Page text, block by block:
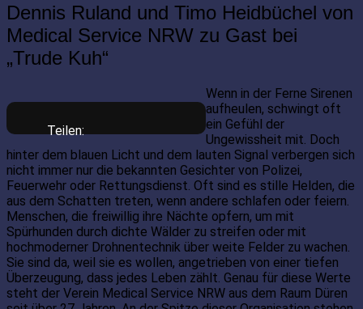
Dennis Ruland und Timo Heidbüchel von
Medical Service NRW zu Gast bei
„Trude Kuh“
Teilen:
Wenn in der Ferne Sirenen
aufheulen, schwingt oft
ein Gefühl der
Ungewissheit mit. Doch
hinter dem blauen Licht und dem lauten Signal verbergen sich
nicht immer nur die bekannten Gesichter von Polizei,
Feuerwehr oder Rettungsdienst. Oft sind es stille Helden, die
aus dem Schatten treten, wenn andere schlafen oder feiern.
Menschen, die freiwillig ihre Nächte opfern, um mit
Spürhunden durch dichte Wälder zu streifen oder mit
hochmoderner Drohnentechnik über weite Felder zu wachen.
Sie sind da, weil sie es wollen, angetrieben von einer tiefen
Überzeugung, dass jedes Leben zählt. Genau für diese Werte
steht der Verein Medical Service NRW aus dem Raum Düren